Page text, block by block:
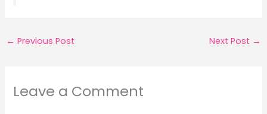
← Previous Post Next Post →
Leave a Comment